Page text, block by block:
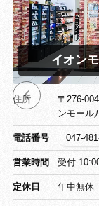
イオン
住所
〒276-
ンモール
電話番号 047-
営業時間 受付
定休日 年中無休